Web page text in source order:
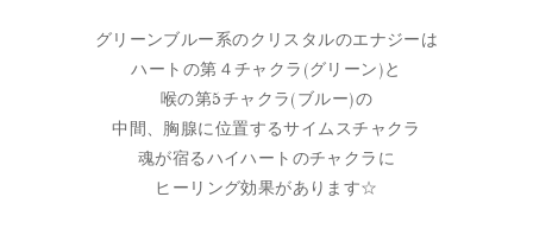
グリーンブルー系のクリスタルのエナジーは
ハートの第４チャクラ(グリーン)と
喉の第5チャクラ(ブルー)の
中間、胸腺に位置するサイムスチャクラ
魂が宿るハイハートのチャクラに
ヒーリング効果があります☆